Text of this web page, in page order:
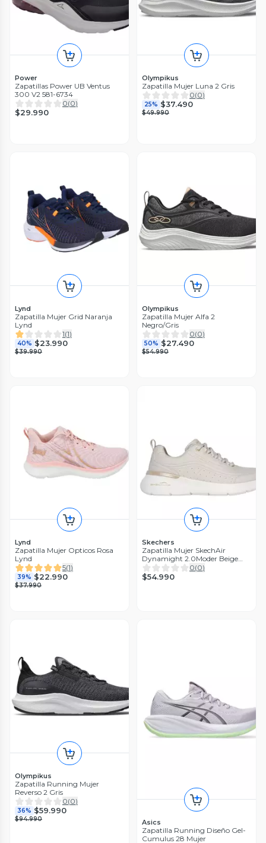
Power
Zapatillas Power UB Ventus
300 V2 581-6734
0(0)
$29.990
Olympikus
Zapatilla Mujer Luna 2 Gris
0(0)
25% $37.490
$49.990
Lynd
Zapatilla Mujer Grid Naranja
Lynd
1(1)
40% $23.990
$39.990
Olympikus
Zapatilla Mujer Alfa 2
Negro/Gris
0(0)
50% $27.490
$54.990
Lynd
Zapatilla Mujer Opticos Rosa
Lynd
5(1)
39% $22.990
$37.990
Skechers
Zapatilla Mujer SkechAir
Dynamight 2.0Moder Beige
Skechers
0(0)
$54.990
Olympikus
Zapatilla Running Mujer
Reverso 2 Gris
0(0)
36% $59.990
$94.990 Asics
Zapatilla Running Diseño Gel-
Cumulus 28 Mujer